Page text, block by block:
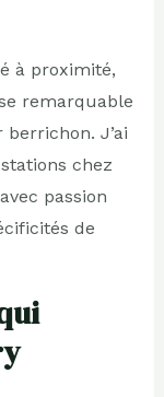
à proximité,
remarquable
J’ai
chez
passion
de